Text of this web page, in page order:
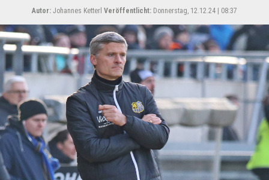
Autor: Johannes Ketterl Veröffentlicht: Donnerstag, 12.12.24 | 08:37